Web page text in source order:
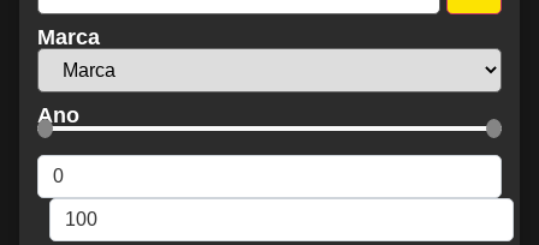
Marca
Ano